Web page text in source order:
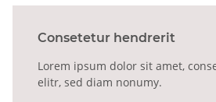
Consetetur hendrerit
Lorem ipsum dolor sit amet,
elitr, sed diam nonumy.